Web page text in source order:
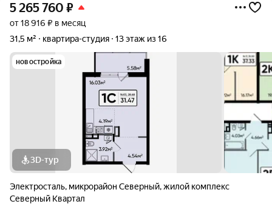
5 265 760 ₽
от 18 916 ₽ в месяц
31,5 м²
квартира-студия 13 этаж из 16
новостройка
3D-тур
Электросталь, микрорайон Северный,жилой комплекс
Северный Квартал